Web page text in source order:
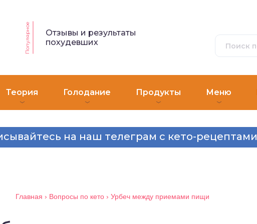
Популярное
Отзывы и результаты
похудевших
Теория Голодание Продукты Меню
на наш телеграм с кето-рецептами
Главная › Вопросы по кето› Урбеч между приемами пищи